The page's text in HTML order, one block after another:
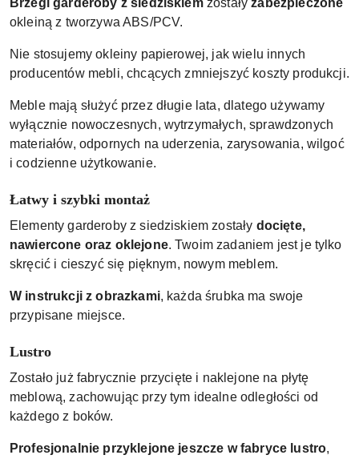
okleiną z tworzywa ABS/PCV.
Nie stosujemy okleiny papierowej, jak wielu innych
producentów mebli, chcących zmniejszyć koszty produkcji.
Meble mają służyć przez długie lata, dlatego używamy
wyłącznie nowoczesnych, wytrzymałych, sprawdzonych
materiałów, odpornych na uderzenia, zarysowania, wilgoć
i codzienne użytkowanie.
Łatwy i szybki montaż
Elementy garderoby z siedziskiem zostały docięte,
nawiercone oraz oklejone. Twoim zadaniem jest je tylko
skręcić i cieszyć się pięknym, nowym meblem.
W instrukcji z obrazkami, każda śrubka ma swoje
przypisane miejsce.
Lustro
Zostało już fabrycznie przycięte i naklejone na płytę
meblową, zachowując przy tym idealne odległości od
każdego z boków.
Profesjonalnie przyklejone jeszcze w fabryce lustro,